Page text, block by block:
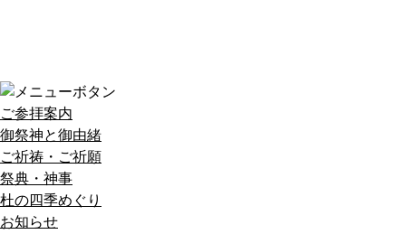
ご参拝案内
御祭神と御由緒
ご祈祷・ご祈願
祭典・神事
杜の四季めぐり
お知らせ